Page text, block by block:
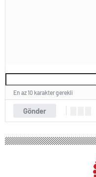
Gönder
En az 10 karakter gerekli